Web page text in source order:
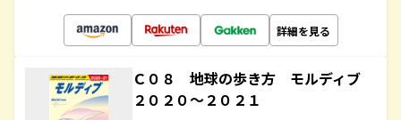
詳細を見る
Ｃ０８ 地球の歩き方 モルディブ
２０２０～２０２１